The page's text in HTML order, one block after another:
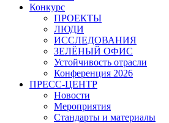
Конкурс
ПРОЕКТЫ
ЛЮДИ
ИССЛЕДОВАНИЯ
ЗЕЛЁНЫЙ ОФИС
Устойчивость отрасли
Конференция 2026
ПРЕСС-ЦЕНТР
Новости
Мероприятия
Стандарты и материалы